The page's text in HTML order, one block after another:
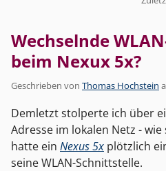
Wechselnde
beim Nexux 5x?
Geschrieben von Thomas Hochstein
Demletzt stolperte ich über
Adresse im lokalen Netz -
hatte ein Nexus 5x plötzlich
seine WLAN-Schnittstelle.